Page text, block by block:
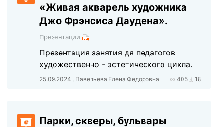
«Живая акварель художника
Джо Фрэнсиса Даудена».
Презентации
Презентация занятия дя педагогов
художественно - эстетического цикла.
25.09.2024 , Павельева Елена Федоровна 405 18
Парки, скверы, бульвары